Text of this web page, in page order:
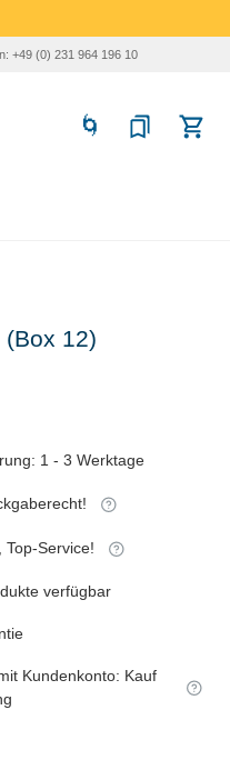
+49 (0) 231 964 196 10
12)
1 - 3 Werktage
Top-Service!
verfügbar
Kundenkonto: Kauf